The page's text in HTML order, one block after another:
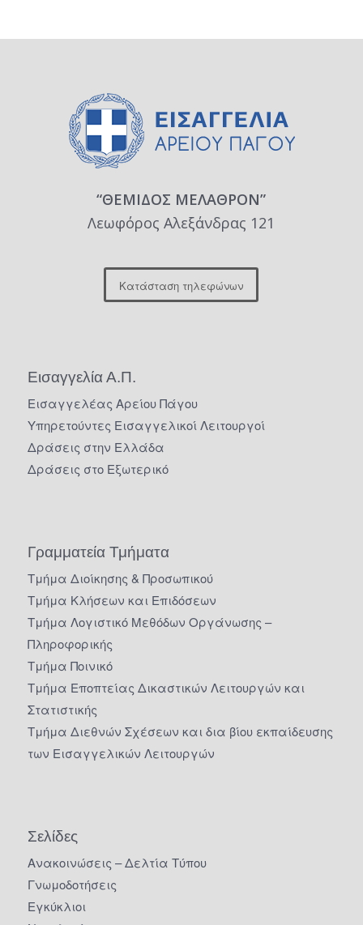
“ΘΕΜΙΔΟΣ ΜΕΛΑΘΡΟΝ”
Λεωφόρος Αλεξάνδρας 121
Κατάσταση τηλεφώνων
Εισαγγελία Α.Π.
Εισαγγελέας Αρείου Πάγου
Υπηρετούντες Εισαγγελικοί Λειτουργοί
Δράσεις στην Ελλάδα
Δράσεις στο Εξωτερικό
Γραμματεία Τμήματα
Τμήμα Διοίκησης & Προσωπικού
Τμήμα Κλήσεων και Επιδόσεων
Τμήμα Λογιστικό Μεθόδων Οργάνωσης –
Πληροφορικής
Τμήμα Ποινικό
Τμήμα Εποπτείας Δικαστικών Λειτουργών και
Στατιστικής
Τμήμα Διεθνών Σχέσεων και δια βίου εκπαίδευσης
των Εισαγγελικών Λειτουργών
Σελίδες
Ανακοινώσεις – Δελτία Τύπου
Γνωμοδοτήσεις
Εγκύκλιοι